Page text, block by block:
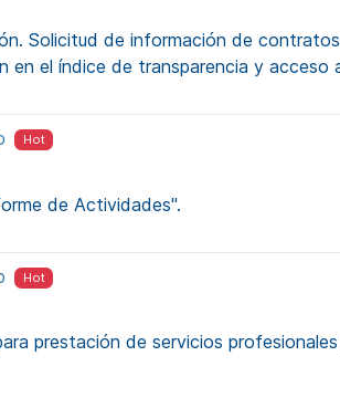
Solicitud de información de
en el índice de transparencia y acceso
Hot
de Actividades".
Hot
prestación de servicios